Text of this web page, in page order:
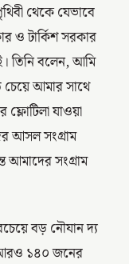
থেকে যেভাবে
ও টার্কিশ সরকার
তিনি বলেন, আমি
আমার সাথে
যাওয়া
আসল সংগ্রাম
আমাদের সংগ্রাম
বড় নৌযান দ্য
১৪০ জনের